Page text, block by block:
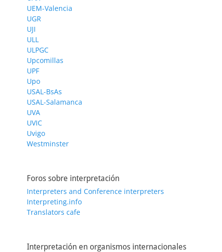
UEM-Valencia
UGR
UJI
ULL
ULPGC
Upcomillas
UPF
Upo
USAL-BsAs
USAL-Salamanca
UVA
UVIC
Uvigo
Westminster
Foros sobre interpretación
Interpreters and Conference interpreters
Interpreting.info
Translators cafe
Interpretación en organismos internacionales